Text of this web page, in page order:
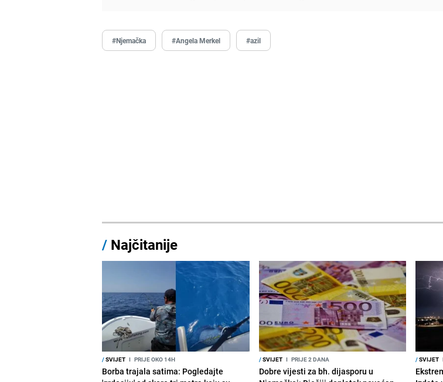
#Njemačka #Angela Merkel #azil
/ Najčitanije
/SVIJET I PRIJE OKO 14H
Borba trajala satima: Pogledajte
/SVIJET I PRIJE 2 DANA
Dobre vijesti za bh. dijasporu u
/SVIJET